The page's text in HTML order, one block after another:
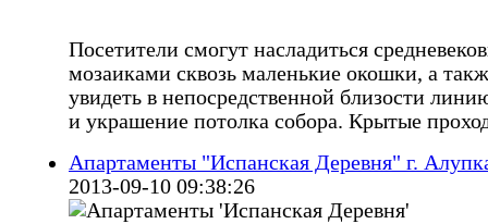
Посетители смогут насладиться
мозаиками сквозь маленькие окошки, а
увидеть в непосредственной близости
и украшение потолка собора. Крытые
Апартаменты "Испанская Деревня" г.
2013-09-10 09:38:26